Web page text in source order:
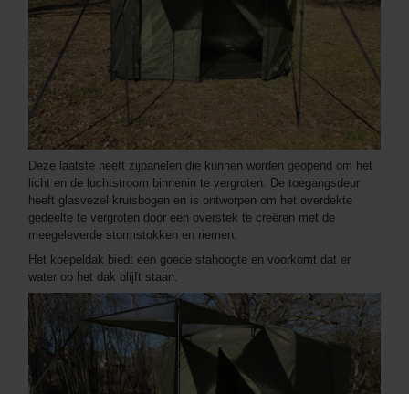
Deze laatste heeft zijpanelen die kunnen worden geopend om het
licht en de luchtstroom binnenin te vergroten. De toegangsdeur
heeft glasvezel kruisbogen en is ontworpen om het overdekte
gedeelte te vergroten door een overstek te creëren met de
meegeleverde stormstokken en riemen.
Het koepeldak biedt een goede stahoogte en voorkomt dat er
water op het dak blijft staan.